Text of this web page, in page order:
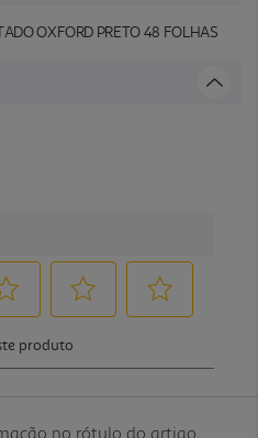
OXFORD PRETO 48 FOLHAS
no rótulo do artigo.